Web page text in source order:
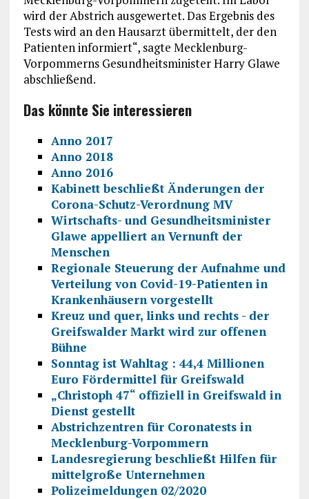
wird der Abstrich ausgewertet. Das Ergebnis des
Tests wird an den Hausarzt übermittelt, der den
Patienten informiert“, sagte Mecklenburg-
Vorpommerns Gesundheitsminister Harry Glawe
abschließend.
Das könnte Sie interessieren
Anno 2017
Anno 2018
Anno 2016
Kabinett beschließt Änderungen der
Corona-Schutz-Verordnung MV
Wirtschafts- und Gesundheitsminister
Glawe appelliert an Vernunft der
Menschen
Regionale Steuerung der Aufnahme und
Verteilung von Covid-19-Patienten in
Krankenhäusern vorgestellt
Kreuz und quer, links und rechts - der
Greifswalder Markt wird zur offenen
Bühne
Sonntag ist Wahltag : 44,4 Millionen
Euro Fördermittel für Greifswald
„Christoph 47“ offiziell in Greifswald in
Dienst gestellt
Abstrichzentren für Coronatests in
Mecklenburg-Vorpommern
Landesregierung beschließt Hilfen für
mittelgroße Unternehmen
Polizeimeldungen 02/2020